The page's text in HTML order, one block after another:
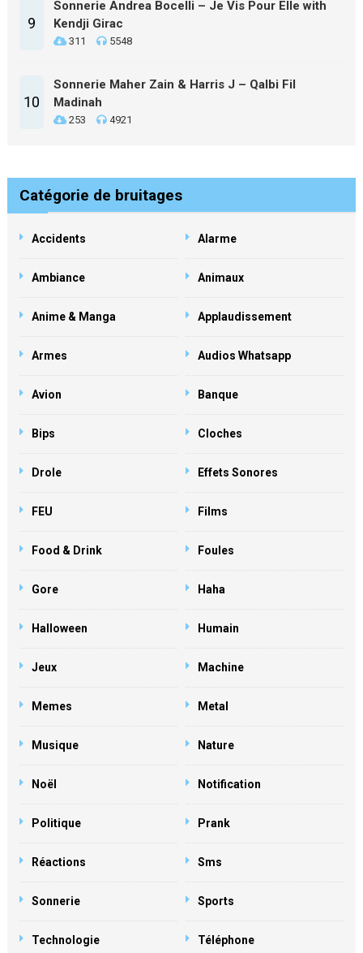
9
Sonnerie Andrea Bocelli – Je Vis Pour Elle with
Kendji Girac
311 5548
10
Sonnerie Maher Zain & Harris J – Qalbi Fil
Madinah
253 4921
Catégorie de bruitages
Accidents Alarme
Ambiance Animaux
Anime & Manga Applaudissement
Armes Audios Whatsapp
Avion Banque
Bips Cloches
Drole Effets Sonores
FEU Films
Food & Drink Foules
Gore Haha
Halloween Humain
Jeux Machine
Memes Metal
Musique Nature
Noël Notification
Politique Prank
Réactions Sms
Sonnerie Sports
Technologie Téléphone